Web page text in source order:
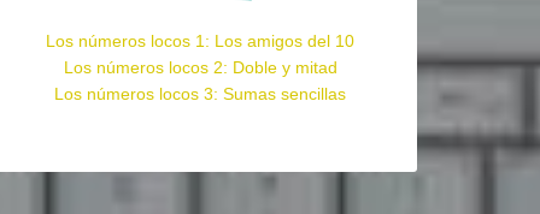
Los números locos 1: Los amigos del 10
Los números locos 2: Doble y mitad
Los números locos 3: Sumas sencillas